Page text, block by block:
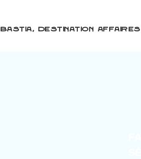
Bastia, destination affaires